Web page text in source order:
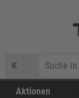
K
Aktionen